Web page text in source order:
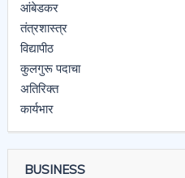
BUSINESS